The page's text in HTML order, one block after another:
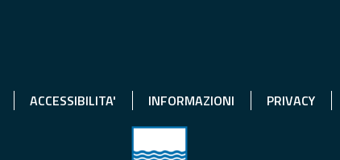
ACCESSIBILITA' INFORMAZIONI PRIVACY